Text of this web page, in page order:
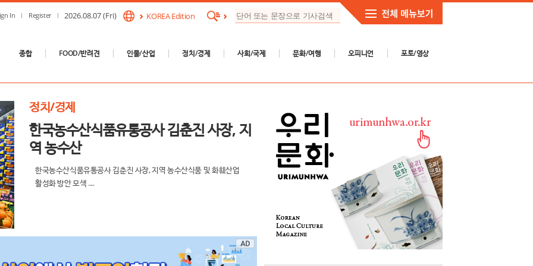
In Register 2026.08.07 (Fri) KOREA Edition
종합 FOOD/반려견 인물/산업 정치/경제 사회/국제 문화/여행 오피니언 포토/영상
정치/경제
한국농수산식품유통공사 김춘진 사장, 지
역 농수산
한국농수산식품유통공사 김춘진 사장, 지역 농수산식품 및 화훼산업
활성화 방안 모색 ....